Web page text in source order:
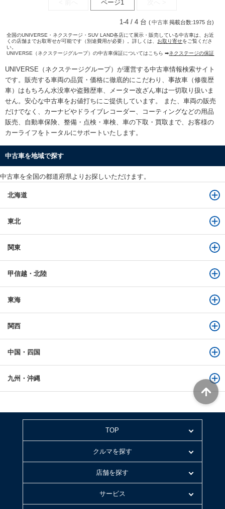
ページ1
1-4 / 4 台 (中古車掲載台数:1975 台)
全国のUNIVERSE・ネクステージ・SUV LAND各店にて展示・販売している中古車は、お近
くの店舗までお取寄せが可能です（別途費用が必要）。詳しくは、 お取り寄せをご覧くださ
い。
UNIVERSE（ネクステージグループ）の中古車保証についてはこちら ➡ネクステージの保証
UNIVERSE（ネクステージグループ）が運営する中古車情報検索サイト
です。販売する車両の品質・価格に徹底的にこだわり、事故車（修復歴
車）はもちろん水没車や盗難歴車、メーター改ざん車は一切取り扱いま
せん。安心な中古車をお値打ちにご提供しています。 また、車両の販売
だけでなく、カーナビやドライブレコーダー、コーティングなどの用品
販売、自動車保険、整備・点検・車検、車の下取・買取まで、お客様の
カーライフをトータルにサポートいたします。
中古車を地域で探す
中古車を全国の都道府県よりお探しいただけます。
北海道
東北
関東
甲信越・北陸
東海
関西
中国・四国
九州・沖縄
TOP
クルマを探す
店舗を探す
サービス